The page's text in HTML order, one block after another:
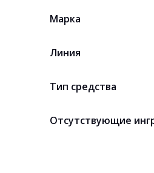
Марка
Линия
Тип средства
Отсутствующие